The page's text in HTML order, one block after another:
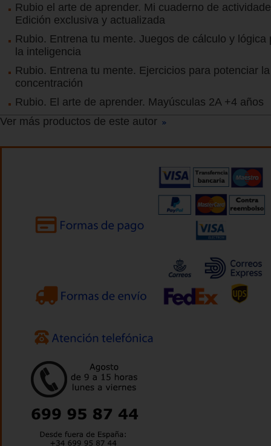
Rubio el arte de aprender. Mi cuaderno de
Edición exclusiva y actualizada
Rubio. Entrena tu mente. Juegos de cálculo y lógica
la inteligencia
Rubio. Entrena tu mente. Ejercicios para potenciar
concentración
Rubio. El arte de aprender. Mayúsculas 2A +4 años
Ver más productos de este autor